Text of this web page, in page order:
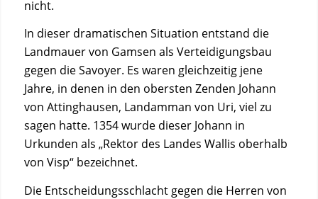
nicht.
In dieser dramatischen Situation entstand die
Landmauer von Gamsen als Verteidigungsbau
gegen die Savoyer. Es waren gleichzeitig jene
Jahre, in denen in den obersten Zenden Johann
von Attinghausen, Landamman von Uri, viel zu
sagen hatte. 1354 wurde dieser Johann in
Urkunden als „Rektor des Landes Wallis oberhalb
von Visp“ bezeichnet.
Die Entscheidungsschlacht gegen die Herren von